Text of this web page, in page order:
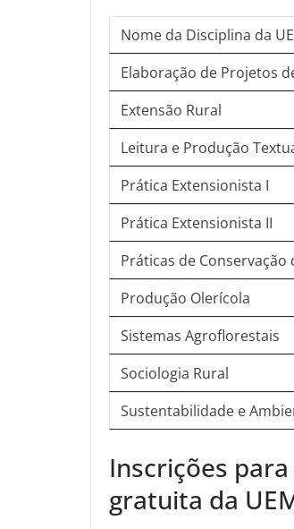
Nome da Disciplina da
Elaboração de Projetos
Extensão Rural
Leitura e Produção
Prática Extensionista I
Prática Extensionista II
Práticas de Conservação
Produção Olerícola
Sistemas Agroflorestais
Sociologia Rural
Sustentabilidade e
Inscrições
gratuita da